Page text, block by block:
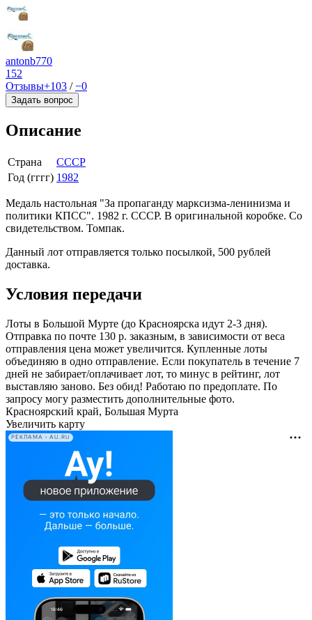
antonb770
152
Отзывы+103 /−0
Задать вопрос
Описание
Страна
СССР
Год (гггг) 1982
Медаль настольная "За пропаганду марксизма-ленинизма и
политики КПСС". 1982 г. СССР. В оригинальной коробке. Со
свидетельством. Томпак.
Данный лот отправляется только посылкой, 500 рублей
доставка.
Условия передачи
Лоты в Большой Мурте (до Красноярска идут 2-3 дня).
Отправка по почте 130 р. заказным, в зависимости от веса
отправления цена может увеличится. Купленные лоты
объединяю в одно отправление. Если покупатель в течение 7
дней не забирает/оплачивает лот, то минус в рейтинг, лот
выставляю заново. Без обид! Работаю по предоплате. По
запросу могу разместить дополнительные фото.
Красноярский край, Большая Мурта
Увеличить карту
РЕКЛАМА • AU.RU